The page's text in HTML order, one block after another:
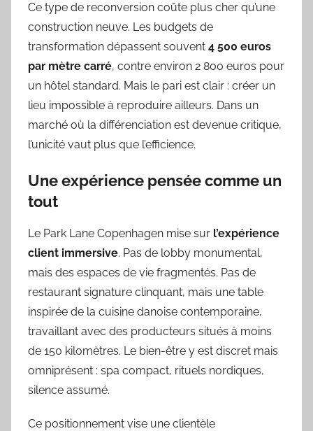
Ce type de reconversion coûte plus cher qu’une
construction neuve. Les budgets de
transformation dépassent souvent 4 500 euros
par mètre carré, contre environ 2 800 euros pour
un hôtel standard. Mais le pari est clair : créer un
lieu impossible à reproduire ailleurs. Dans un
marché où la différenciation est devenue critique,
l’unicité vaut plus que l’efficience.
Une expérience pensée comme un
tout
Le Park Lane Copenhagen mise sur l’expérience
client immersive. Pas de lobby monumental,
mais des espaces de vie fragmentés. Pas de
restaurant signature clinquant, mais une table
inspirée de la cuisine danoise contemporaine,
travaillant avec des producteurs situés à moins
de 150 kilomètres. Le bien-être y est discret mais
omniprésent : spa compact, rituels nordiques,
silence assumé.
Ce positionnement vise une clientèle